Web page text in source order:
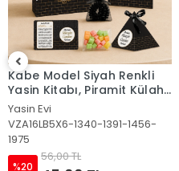
Altıgen Model Mor Renkli
Yasin Kitabı, Piramit Külah,
Mevlüt Şekeri, Ayet-el Kürsi
Magnet, Karton Çanta ve
Tesbih
Yasin Evi
VZA16LB5X6-1340-1391-1456
45,00 TL